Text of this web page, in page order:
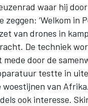
waar hij
‘Welkom in
van drones in
De techniek
door de
testte in
woestijnen van Afrika.
ook interesse.